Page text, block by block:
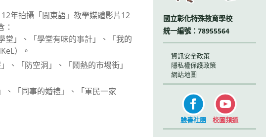
年拍攝「閩東語」教學媒體影片12
堂」、「學堂有味的事計」、「我的
）。
、「防空洞」、「鬧熱的市場街」
、「同事的婚禮」、「軍民一家
國立彰化特殊教育學校
統一編號：78955564
資訊安全政策
隱私權保護政策
網站地圖
臉書社團 校園頻道